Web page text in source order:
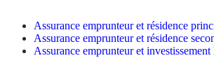
Assurance emprunteur et résidence
Assurance emprunteur et résidence
Assurance emprunteur et